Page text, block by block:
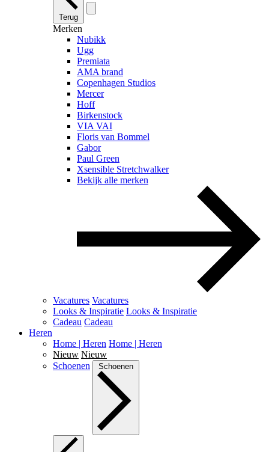
Terug
Merken
Nubikk
Ugg
Premiata
AMA brand
Copenhagen Studios
Mercer
Hoff
Birkenstock
VIA VAI
Floris van Bommel
Gabor
Paul Green
Xsensible Stretchwalker
Bekijk alle merken
Vacatures Vacatures
Looks & Inspiratie Looks & Inspiratie
Cadeau Cadeau
Heren
Home | Heren Home | Heren
Nieuw Nieuw
Schoenen
Schoenen